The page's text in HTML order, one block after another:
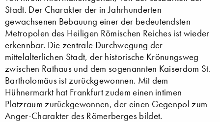
Stadt. Der Charakter der in Jahrhunderten
gewachsenen Bebauung einer der bedeutendsten
Metropolen des Heiligen Römischen Reiches ist wieder
erkennbar. Die zentrale Durchwegung der
mittelalterlichen Stadt, der historische Krönungsweg
zwischen Rathaus und dem sogenannten Kaiserdom St.
Bartholomäus ist zurückgewonnen. Mit dem
Hühnermarkt hat Frankfurt zudem einen intimen
Platzraum zurückgewonnen, der einen Gegenpol zum
Anger-Charakter des Römerberges bildet.